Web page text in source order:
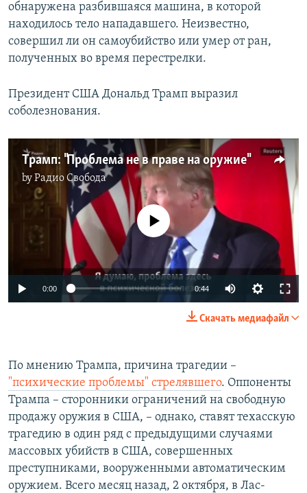
обнаружена разбившаяся машина, в которой
находилось тело нападавшего. Неизвестно,
совершил ли он самоубийство или умер от ран,
полученных во время перестрелки.
Президент США Дональд Трамп выразил
соболезнования.
Трамп: "Проблема не в праве на оружие"
byРадио Свобода
No media source currently available
0:00 0:44
Скачать медиафайл
По мнению Трампа, причина трагедии –
"психические проблемы" стрелявшего. Оппоненты
Трампа – сторонники ограничений на свободную
продажу оружия в США, – однако, ставят техасскую
трагедию в один ряд с предыдущими случаями
массовых убийств в США, совершенных
преступниками, вооруженными автоматическим
оружием. Всего месяц назад, 2 октября, в Лас-